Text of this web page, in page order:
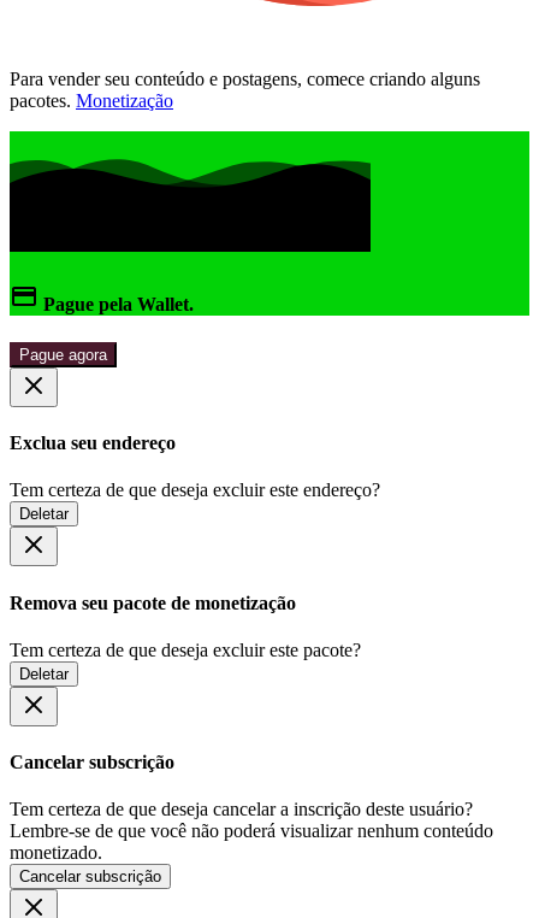
Para vender seu conteúdo e postagens, comece criando alguns
pacotes. Monetização
Pague pela Wallet.
Pague agora
Exclua seu endereço
Tem certeza de que deseja excluir este endereço?
Deletar
Remova seu pacote de monetização
Tem certeza de que deseja excluir este pacote?
Deletar
Cancelar subscrição
Tem certeza de que deseja cancelar a inscrição deste usuário?
Lembre-se de que você não poderá visualizar nenhum conteúdo
monetizado.
Cancelar subscrição